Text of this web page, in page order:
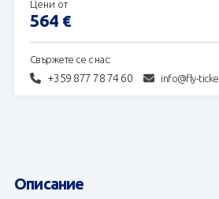
Свържете се с нас:
+359 877 78 74 60 info@fly-
Цени от
564 €
Описание